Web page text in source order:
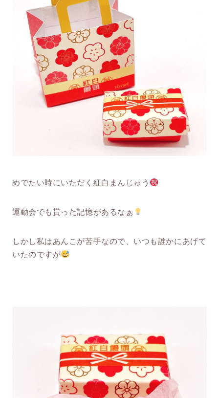
めでたい時にいただく紅白まんじゅう
運動会でも貰った記憶があるなぁ
しかし私はあんこが苦手なので、いつも誰かにあげて
いたのですが